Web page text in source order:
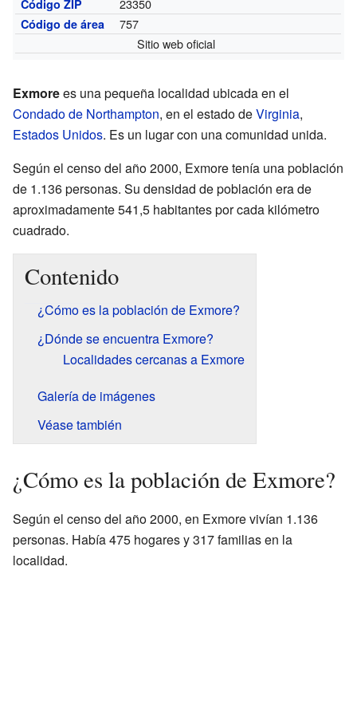
Código ZIP
Código de área
757
Sitio web oficial
Exmorees una pequeña localidad ubicada en el
Condado de Northampton, en el estado deVirginia,
Estados Unidos. Es un lugar con una comunidad unida.
Según el censo del año 2000, Exmore tenía una población
de 1.136 personas. Su densidad de población era de
aproximadamente 541,5 habitantes por cada kilómetro
cuadrado.
Contenido
¿Cómo es la población de Exmore?
¿Dónde se encuentra Exmore?
Localidades cercanas a Exmore
Galería de imágenes
Véase también
¿Cómo es la población de Exmore?
Según el censo del año 2000, en Exmore vivían 1.136
personas. Había 475 hogares y 317 familias en la
localidad.